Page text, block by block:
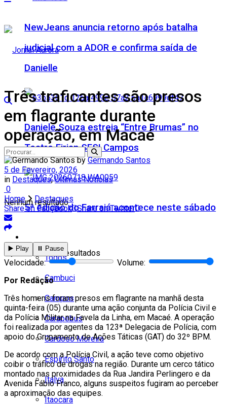
NewJeans anuncia retorno após batalha
judicial com a ADOR e confirma saída de
Danielle
Daniele Souza estreia “Entre Brumas” no
Teatro Firjan SESI Campos
5ª edição do Farraiá acontece neste sábado
Todos
Cambuci
Campos
Carapebus
Cardoso Moreira
Espírito Santo
Italva
Itaocara
Nenhum resultado
Ver todos os resultados
Três traficantes são presos
em flagrante durante
operação, em Macaé
by Germando Santos
5 de Fevereiro, 2026
in Destaques,Últimas Notícias
0
Home
Destaques
Share on Facebook Share on Twitter
▶️ Play ⏸️ Pause
Velocidade:
Volume:
Por Redação
Três homens foram presos em flagrante na manhã desta
quinta-feira (05) durante uma ação conjunta da Polícia Civil e
da Polícia Militar na Favela da Linha, em Macaé. A operação
foi realizada por agentes da 123ª Delegacia de Polícia, com
apoio do Grupamento de Ações Táticas (GAT) do 32º BPM.
De acordo com a Polícia Civil, a ação teve como objetivo
coibir o tráfico de drogas na região. Durante um cerco tático
montado nas proximidades da Rua Jandira Perlingero e da
Avenida Fábio Franco, alguns suspeitos fugiram ao perceber
a aproximação das equipes.